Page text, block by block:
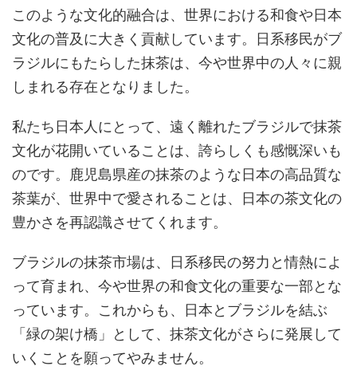
このような文化的融合は、世界における和食や日本
文化の普及に大きく貢献しています。日系移民がブ
ラジルにもたらした抹茶は、今や世界中の人々に親
しまれる存在となりました。
私たち日本人にとって、遠く離れたブラジルで抹茶
文化が花開いていることは、誇らしくも感慨深いも
のです。鹿児島県産の抹茶のような日本の高品質な
茶葉が、世界中で愛されることは、日本の茶文化の
豊かさを再認識させてくれます。
ブラジルの抹茶市場は、日系移民の努力と情熱によ
って育まれ、今や世界の和食文化の重要な一部とな
っています。これからも、日本とブラジルを結ぶ
「緑の架け橋」として、抹茶文化がさらに発展して
いくことを願ってやみません。